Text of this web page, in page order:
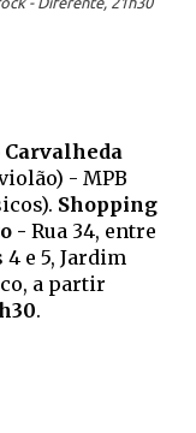
Carvalheda
- MPB
Shopping
- Rua 34, entre
4 e 5, Jardim
a partir
.